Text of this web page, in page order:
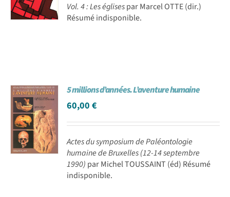
Vol. 4 : Les églisespar Marcel OTTE (dir.)
Résumé indisponible.
5 millions d’années. L’aventure humaine
60,00€
Actes du symposium de Paléontologie
humaine de Bruxelles (12-14 septembre
1990) par Michel TOUSSAINT (éd) Résumé
indisponible.